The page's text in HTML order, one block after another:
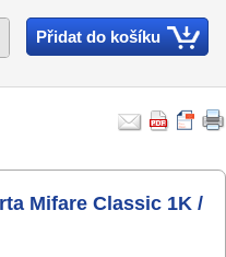
Přidat do košíku
Mifare Classic 1K /